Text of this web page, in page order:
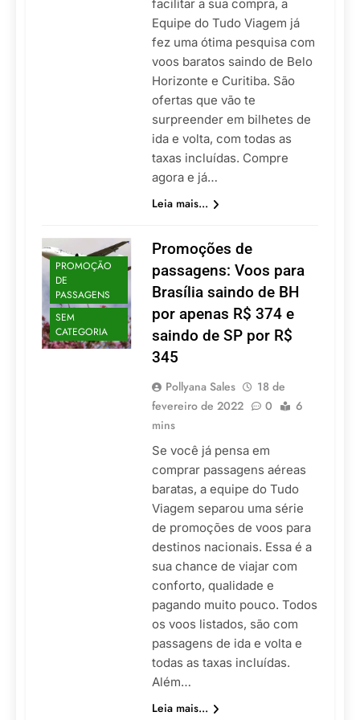
facilitar a sua compra, a
Equipe do Tudo Viagem já
fez uma ótima pesquisa com
voos baratos saindo de Belo
Horizonte e Curitiba. São
ofertas que vão te
surpreender em bilhetes de
ida e volta, com todas as
taxas incluídas. Compre
agora e já…
Leia mais...
PROMOÇÃO
DE
PASSAGENS
SEM
CATEGORIA
Promoções de
passagens: Voos para
Brasília saindo de BH
por apenas R$ 374 e
saindo de SP por R$
345
Pollyana Sales
18 de
fevereiro de 2022
0
6
mins
Se você já pensa em
comprar passagens aéreas
baratas, a equipe do Tudo
Viagem separou uma série
de promoções de voos para
destinos nacionais. Essa é a
sua chance de viajar com
conforto, qualidade e
pagando muito pouco. Todos
os voos listados, são com
passagens de ida e volta e
todas as taxas incluídas.
Além…
Leia mais...